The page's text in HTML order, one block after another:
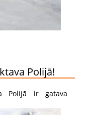
Polijā!
Polijā ir gatava